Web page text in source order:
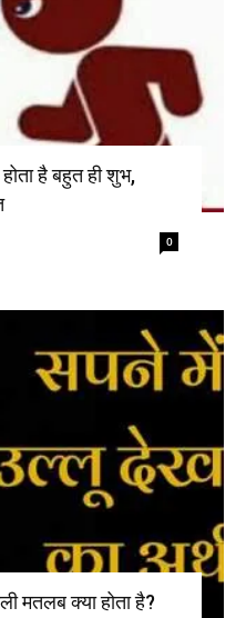
है बहुत ही शुभ,
0
मतलब क्या होता है?